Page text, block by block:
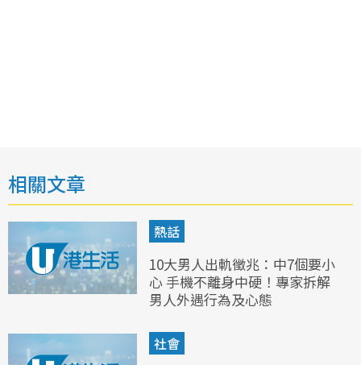
相關文章
熱話
10大男人出軌徵兆：中7個要小
心 手機不離身中硬！專家拆解
男人外遇行為及心態
社會